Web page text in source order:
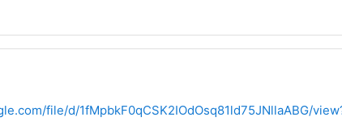
file/d/1fMpbkF0qCSK2IOdOsq81ld75JNllaABG/